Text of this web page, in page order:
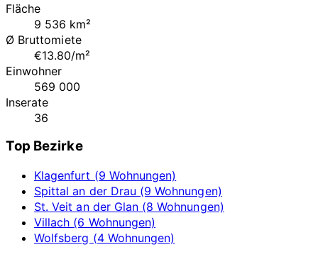
Fläche
9 536 km²
Ø Bruttomiete
€13.80/m²
Einwohner
569 000
Inserate
36
Top Bezirke
Klagenfurt (9 Wohnungen)
Spittal an der Drau (9 Wohnungen)
St. Veit an der Glan (8 Wohnungen)
Villach (6 Wohnungen)
Wolfsberg (4 Wohnungen)